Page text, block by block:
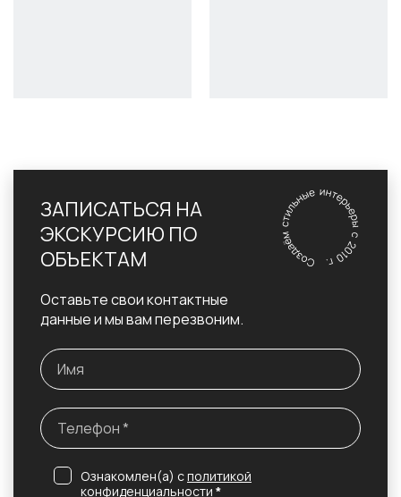
ЗАПИСАТЬСЯ НА
ЭКСКУРСИЮ ПО
ОБЪЕКТАМ
Оставьте свои контактные
данные и мы вам перезвоним.
Ознакомлен(а) сполитикой
конфиденциальности *